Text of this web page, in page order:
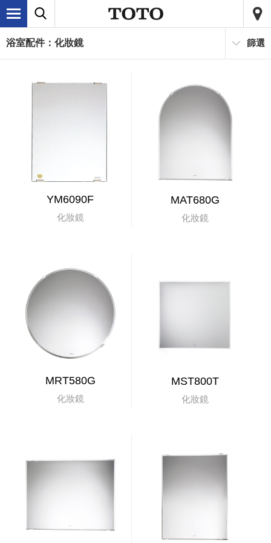
浴室配件：化妝鏡 篩選
YM6090F
化妝鏡
MAT680G
化妝鏡
MRT580G
化妝鏡
MST800T
化妝鏡